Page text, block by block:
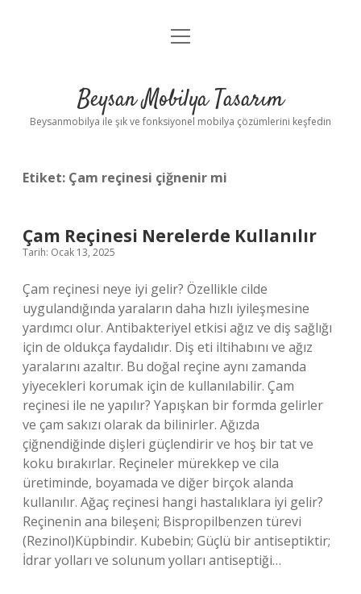
Anasayfa
Yasal Uyarı
menüyü
Beysan Mobilya Tasarım
Beysanmobilya ile şık ve fonksiyonel mobilya çözümlerini keşfedin
Etiket: Çam reçinesi çiğnenir mi
Çam Reçinesi Nerelerde Kullanılır
Tarih: Ocak 13, 2025
Çam reçinesi neye iyi gelir? Özellikle cilde
uygulandığında yaraların daha hızlı iyileşmesine
yardımcı olur. Antibakteriyel etkisi ağız ve diş sağlığı
için de oldukça faydalıdır. Diş eti iltihabını ve ağız
yaralarını azaltır. Bu doğal reçine aynı zamanda
yiyecekleri korumak için de kullanılabilir. Çam
reçinesi ile ne yapılır? Yapışkan bir formda gelirler
ve çam sakızı olarak da bilinirler. Ağızda
çiğnendiğinde dişleri güçlendirir ve hoş bir tat ve
koku bırakırlar. Reçineler mürekkep ve cila
üretiminde, boyamada ve diğer birçok alanda
kullanılır. Ağaç reçinesi hangi hastalıklara iyi gelir?
Reçinenin ana bileşeni; Bispropilbenzen türevi
(Rezinol)Küpbindir. Kubebin; Güçlü bir antiseptiktir;
İdrar yolları ve solunum yolları antiseptiği…